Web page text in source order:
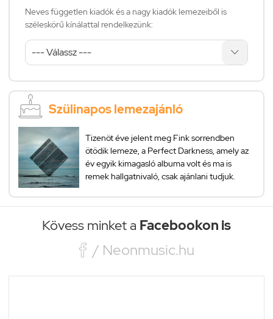
Neves független kiadók és a nagy kiadók lemezeiből is
széleskörű kínálattal rendelkezünk:
Szülinapos lemezajánló
Tizenöt éve jelent meg Fink sorrendben
ötödik lemeze, a Perfect Darkness, amely az
év egyik kimagasló albuma volt és ma is
remek hallgatnivaló, csak ajánlani tudjuk.
Kövess minket a Facebookon is
 / Neonmusic.hu